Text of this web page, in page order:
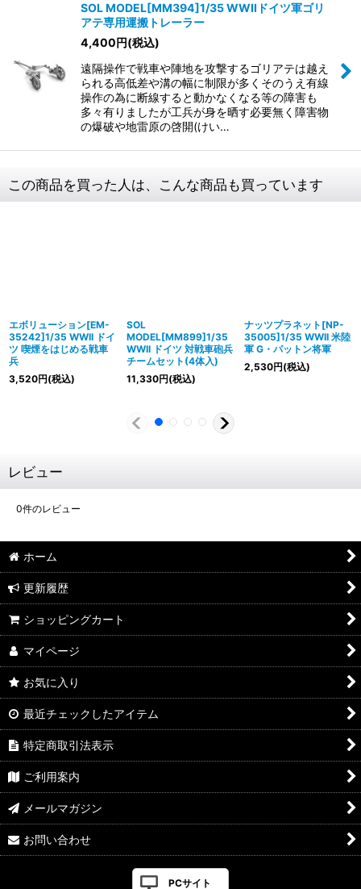
SOL MODEL[MM394]1/35 WWIIドイツ軍ゴリ
アテ専用運搬トレーラー
4,400円(税込)
遠隔操作で戦車や陣地を攻撃するゴリアテは越え
られる高低差や溝の幅に制限が多くそのうえ有線
操作の為に断線すると動かなくなる等の障害も
多々有りましたが工兵が身を晒す必要無く障害物
の爆破や地雷原の啓開(けい…
この商品を買った人は、こんな商品も買っています
エボリューション[EM-
35242]1/35 WWII ドイ
ツ 喫煙をはじめる戦車
兵
3,520円(税込)
SOL
MODEL[MM899]1/35
WWII ドイツ 対戦車砲兵
チームセット(4体入)
11,330円(税込)
ナッツプラネット[NP-
35005]1/35 WWII 米陸
軍 G・パットン将軍
2,530円(税込)
レビュー
0件のレビュー
ホーム
更新履歴
ショッピングカート
マイページ
お気に入り
最近チェックしたアイテム
特定商取引法表示
ご利用案内
メールマガジン
お問い合わせ
PCサイト